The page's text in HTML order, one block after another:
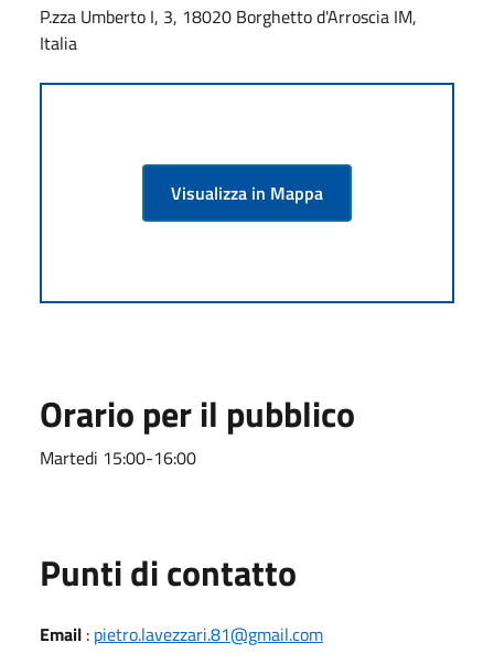
P.zza Umberto I, 3, 18020 Borghetto d'Arroscia IM,
Italia
Visualizza in Mappa
Orario per il pubblico
Martedi 15:00-16:00
Punti di contatto
Email : pietro.lavezzari.81@gmail.com